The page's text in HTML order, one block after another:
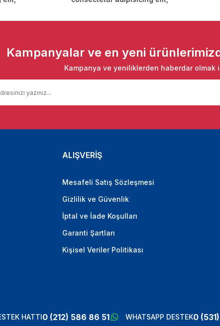
Kampanyalar ve en yeni
Kampanya ve yeniliklerden haberdar olmak
ALIŞVERİŞ
Mesafeli Satış Sözleşmesi
Gizlilik ve Güvenlik
İptal ve İade Koşulları
Garanti Şartları
Kişisel Veriler Politikası
HATTI0 (212) 586 86 51 WHATSAPP DESTEK0